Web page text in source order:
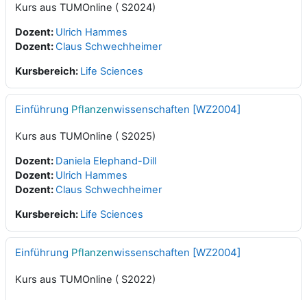
Kurs aus TUMOnline ( S2024)
Dozent: Ulrich Hammes
Dozent:Claus Schwechheimer
Kursbereich: Life Sciences
Einführung Pflanzenwissenschaften [WZ2004]
Kurs aus TUMOnline ( S2025)
Dozent: Daniela Elephand-Dill
Dozent: Ulrich Hammes
Dozent:Claus Schwechheimer
Kursbereich: Life Sciences
Einführung Pflanzenwissenschaften [WZ2004]
Kurs aus TUMOnline ( S2022)